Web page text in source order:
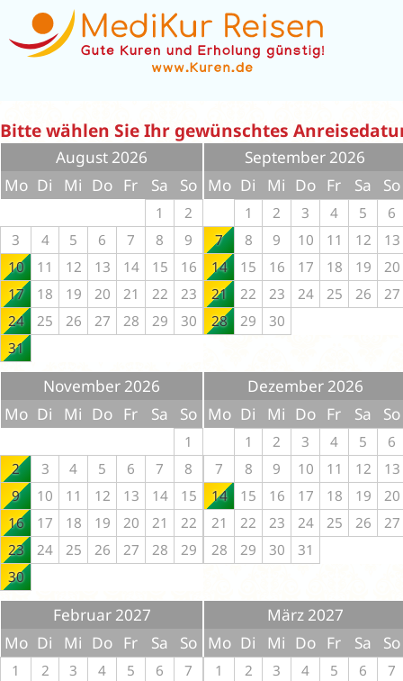
Bitte wählen Sie Ihr gewünschtes
August 2026
Mo Di Mi Do Fr Sa So
1
2
3
4 5 6 7 8
9
10
11 12 13 14 15
16
17
18 19 20 21 22
23
24
25 26 27 28 29
30
31
September 2026
Mo Di Mi Do Fr Sa So
1 2 3 4 5
6
7
8 9 10 11 12
13
14
15 16 17 18 19
20
21
22 23 24 25 26
27
28
29 30
November 2026
Mo Di Mi Do Fr Sa So
1
2
3 4 5 6 7
8
9
10 11 12 13 14
15
16
17 18 19 20 21
22
23
24 25 26 27 28
29
30
Dezember 2026
Mo Di Mi Do Fr Sa So
1 2 3 4 5
6
7
8 9 10 11 12
13
14
15 16 17 18 19
20
21
22 23 24 25 26
27
28
29 30 31
Februar 2027
Mo Di Mi Do Fr Sa So
1 2 3 4 5 6
7
März 2027
Mo Di Mi Do Fr Sa So
1 2 3 4 5 6
7